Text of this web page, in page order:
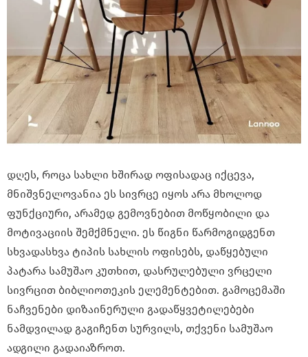
დღეს, როცა სახლი ხშირად ოფისადაც იქცევა,
მნიშვნელოვანია ეს სივრცე იყოს არა მხოლოდ
ფუნქციური, არამედ გემოვნებით მოწყობილი და
მოტივაციის შემქმნელი. ეს წიგნი წარმოგიდგენთ
სხვადასხვა ტიპის სახლის ოფისებს, დაწყებული
პატარა სამუშაო კუთხით, დასრულებული ვრცელი
სივრცით ბიბლიოთეკის ელემენტებით. გამოცემაში
ნაჩვენები დიზაინერული გადაწყვეტილებები
ნამდვილად გაგიჩენთ სურვილს, თქვენი სამუშაო
ადგილი გადაიაზროთ.